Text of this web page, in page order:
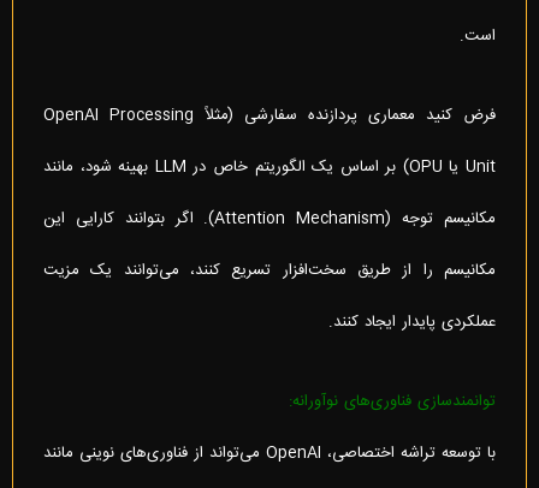
است.
فرض کنید معماری پردازنده سفارشی (مثلاً OpenAI Processing
Unit یا OPU) بر اساس یک الگوریتم خاص در LLM بهینه شود، مانند
مکانیسم توجه (Attention Mechanism). اگر بتوانند کارایی این
مکانیسم را از طریق سخت‌افزار تسریع کنند، می‌توانند یک مزیت
عملکردی پایدار ایجاد کنند.
توانمندسازی فناوری‌های نوآورانه:
با توسعه تراشه اختصاصی، OpenAI می‌تواند از فناوری‌های نوینی مانند